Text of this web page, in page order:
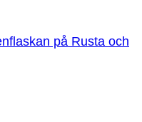
på Rusta och